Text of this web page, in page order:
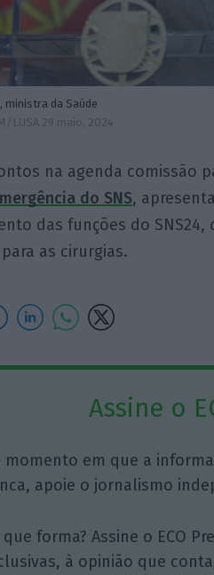
ministra da Saúde
LUSA 29 maio, 2024
na agenda comissão
do SNS,
das funções do
as cirurgias.
Assine o
momento em que a
apoie o jornalismo
que forma? Assine o ECO
à opinião que